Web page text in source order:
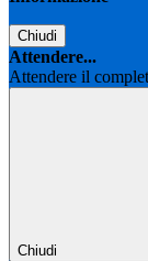
Chiudi
Attendere...
Attendere il
Chiudi